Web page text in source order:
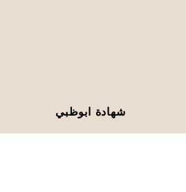
شهادة ابوظبي